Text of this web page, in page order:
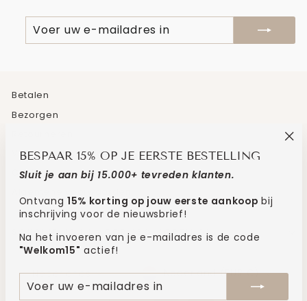
BESPAAR 15% OP JE EERSTE BESTELLING
Sluit je aan bij 15.000+ tevreden klanten.
Ontvang15% korting op jouw eerste aankoop bij
inschrijving voor de nieuwsbrief!
Na het invoeren van je e-mailadres is de code
"Welkom15" actief!
VOER
UW
E-
ABONNEREN
VOER
UW
E-
ABONNEREN
Betalen
Bezorgen
Veelgestelde vragen
Contact
SCHRIJF JE IN VOOR 15% KORTING!
TAAL
Nederlands MUNTEENHEID
Nederland (EUR €)